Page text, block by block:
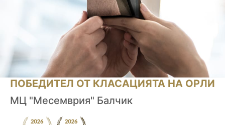
ПОБЕДИТЕЛ ОТ КЛАСАЦИЯТА НА ОРЛИ
МЦ "Месемврия" Балчик